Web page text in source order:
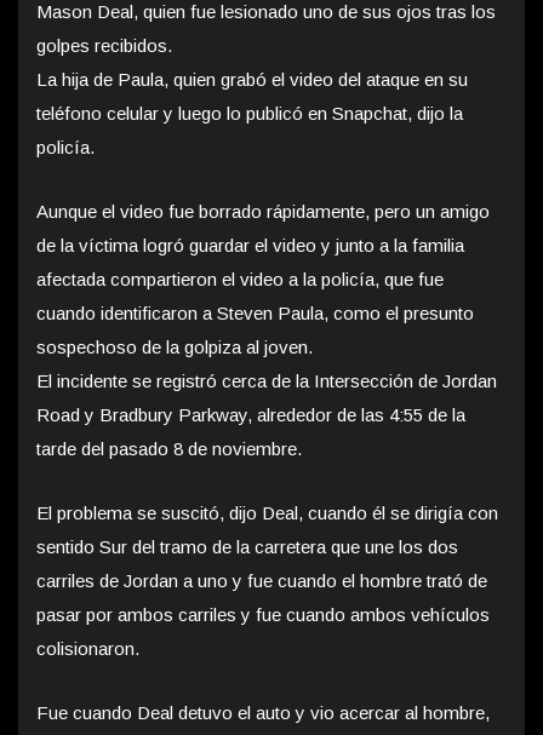
Mason Deal, quien fue lesionado uno de sus ojos tras los
golpes recibidos.
La hija de Paula, quien grabó el video del ataque en su
teléfono celular y luego lo publicó en Snapchat, dijo la
policía.
Aunque el video fue borrado rápidamente, pero un amigo
de la víctima logró guardar el video y junto a la familia
afectada compartieron el video a la policía, que fue
cuando identificaron a Steven Paula, como el presunto
sospechoso de la golpiza al joven.
El incidente se registró cerca de la Intersección de Jordan
Road y Bradbury Parkway, alrededor de las 4:55 de la
tarde del pasado 8 de noviembre.
El problema se suscitó, dijo Deal, cuando él se dirigía con
sentido Sur del tramo de la carretera que une los dos
carriles de Jordan a uno y fue cuando el hombre trató de
pasar por ambos carriles y fue cuando ambos vehículos
colisionaron.
Fue cuando Deal detuvo el auto y vio acercar al hombre,